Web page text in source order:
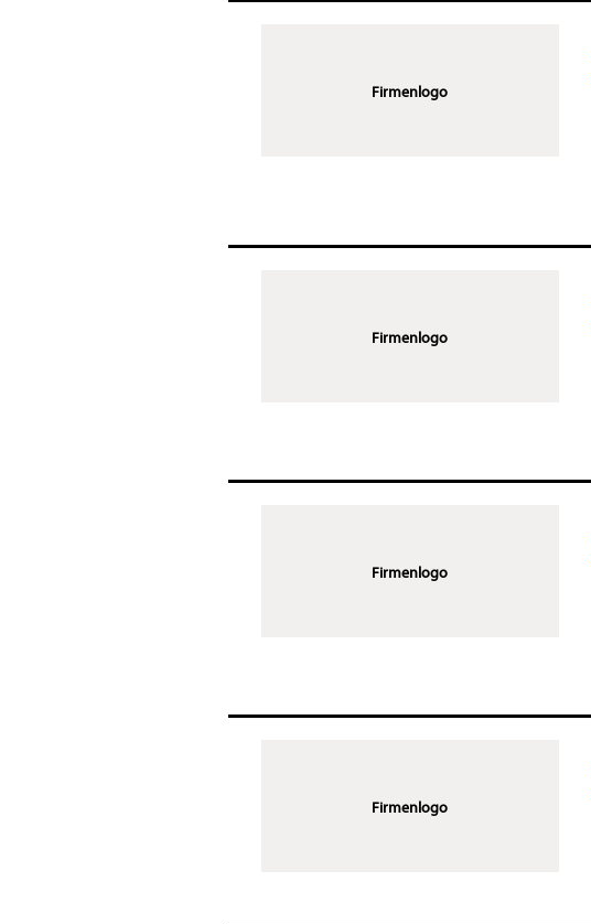
Firmenlogo
Firmenlogo
Firmenlogo
Firmenlogo